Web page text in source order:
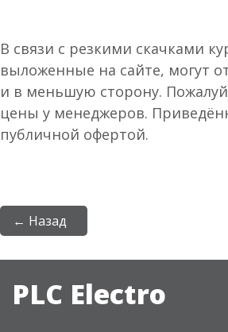
В связи с резкими скачками
выложенные на сайте, могут
и в меньшую сторону.
цены у менеджеров.
публичной офертой.
← Назад
PLC Electro